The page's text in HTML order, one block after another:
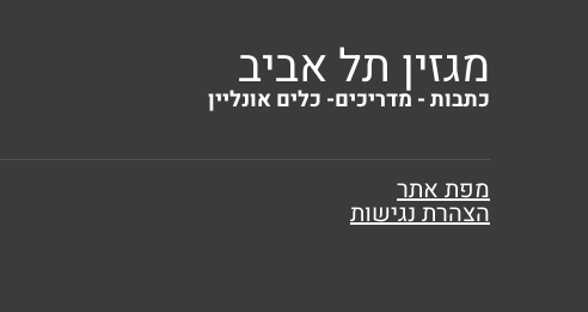
מגזין תל אביב
כתבות - מדריכים- כלים אונליין
מפת אתר
הצהרת נגישות